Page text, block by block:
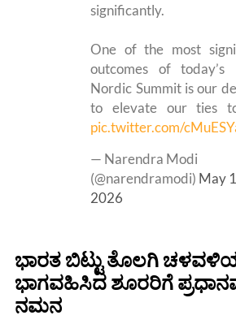
significantly.
One of the most
outcomes of today’s
Nordic Summit is our
to elevate our ties
pic.twitter.com/
— Narendra Modi
(@narendramodi) May
2026
ಭಾರತ ಬಿಟ್ಟು ತೊಲಗಿ
ಭಾಗವಹಿಸಿದ ಶೂರರಿಗೆ
ನಮನ